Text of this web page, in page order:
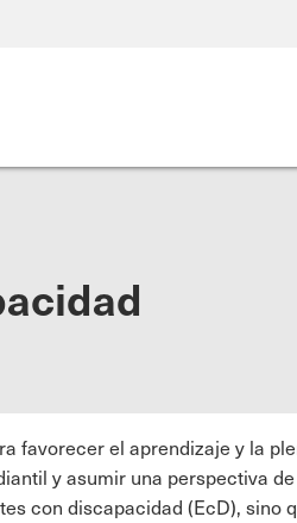
favorecer el aprendizaje y la
y asumir una perspectiva
con discapacidad (EcD),